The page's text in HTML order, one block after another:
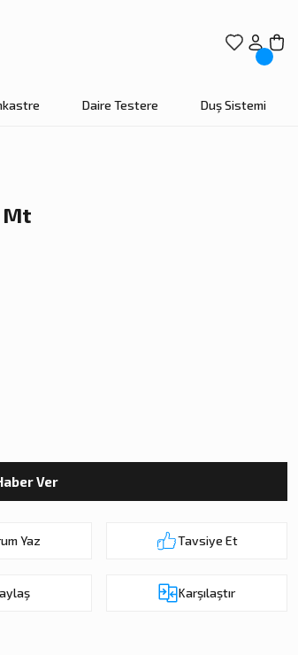
Daire Testere Duş Sistemi
Mt
Ver
Yaz Tavsiye Et
Karşılaştır